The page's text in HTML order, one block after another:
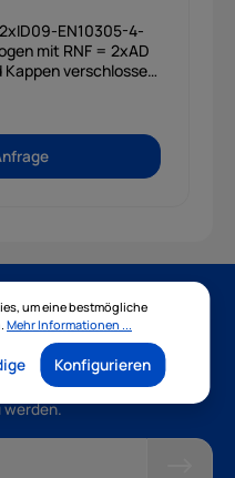
EN10305-4-
verschlossen.
erscheinenden
Produkte und Angebote
werden.
um eine bestmögliche
Mehr Informationen ...
Konfigurieren